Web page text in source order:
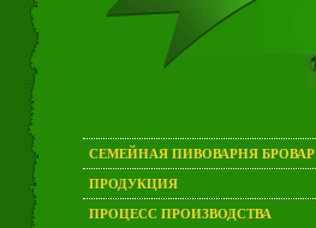
СЕМЕЙНАЯ ПИВОВАРНЯ БРОВАР
ПРОДУКЦИЯ
ПРОЦЕСС ПРОИЗВОДСТВА